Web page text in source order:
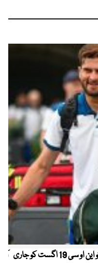
کیریبین پریمیئر لیگ ، قومی کرکٹرز کو این او سی 19 اگست کو جاری